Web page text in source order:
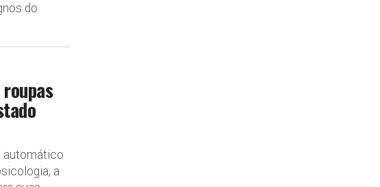
do
automático
a